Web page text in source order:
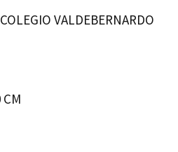
VALDEBERNARDO